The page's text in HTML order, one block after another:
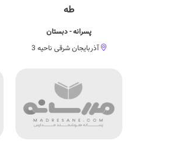
طه
پسرانه - دبستان
آذربایجان شرقی ناحیه 3